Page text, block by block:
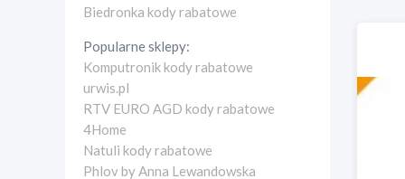
Biedronka kody rabatowe
Popularne sklepy:
Komputronik kody rabatowe
urwis.pl
RTV EURO AGD kody rabatowe
4Home
Natuli kody rabatowe
Phlov by Anna Lewandowska